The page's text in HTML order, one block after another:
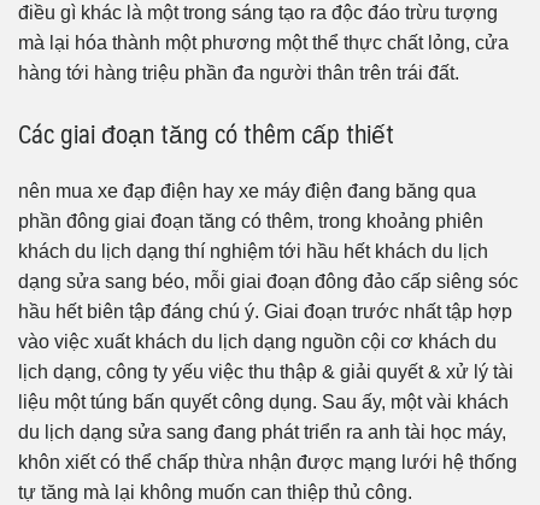
điều gì khác là một trong sáng tạo ra độc đáo trừu tượng
mà lại hóa thành một phương một thể thực chất lỏng, cửa
hàng tới hàng triệu phần đa người thân trên trái đất.
Các giai đoạn tăng có thêm cấp thiết
nên mua xe đạp điện hay xe máy điện đang băng qua
phần đông giai đoạn tăng có thêm, trong khoảng phiên
khách du lịch dạng thí nghiệm tới hầu hết khách du lịch
dạng sửa sang béo, mỗi giai đoạn đông đảo cấp siêng sóc
hầu hết biên tập đáng chú ý. Giai đoạn trước nhất tập hợp
vào việc xuất khách du lịch dạng nguồn cội cơ khách du
lịch dạng, công ty yếu việc thu thập & giải quyết & xử lý tài
liệu một túng bấn quyết công dụng. Sau ấy, một vài khách
du lịch dạng sửa sang đang phát triển ra anh tài học máy,
khôn xiết có thể chấp thừa nhận được mạng lưới hệ thống
tự tăng mà lại không muốn can thiệp thủ công.